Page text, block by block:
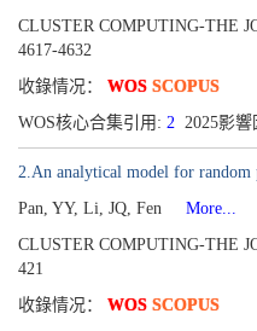
CLUSTER COMPUTING-THE
4617-4632
收錄情况： WOS SCOPUS
WOS核心合集引用: 2 2025影
2.An analytical model for random
Pan, YY, Li, JQ, Fen
More...
CLUSTER COMPUTING-THE
421
收錄情况： WOS SCOPUS